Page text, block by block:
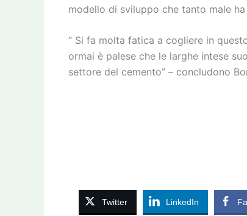
modello di sviluppo che tanto male ha
“ Si fa molta fatica a cogliere in
ormai è palese che le larghe intese
settore del cemento” – concludono
Twitter LinkedIn